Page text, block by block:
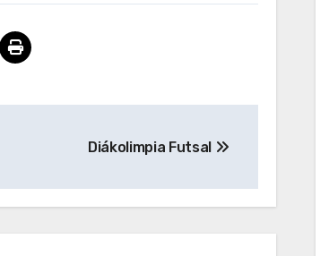
Diákolimpia Futsal